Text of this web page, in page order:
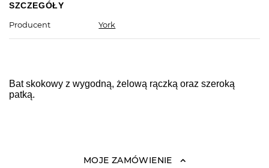
SZCZEGÓŁY
Producent
York
Bat skokowy z wygodną, żelową rączką oraz szeroką
patką.
MOJE ZAMÓWIENIE